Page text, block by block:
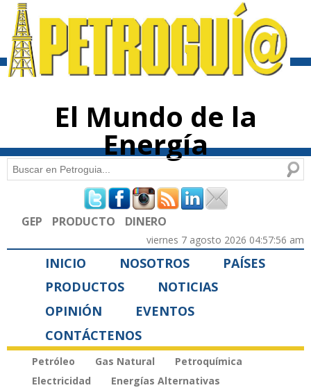
contenido
El Mundo de la
Energía
Formulario de búsqueda
Buscar
GEP PRODUCTO DINERO
viernes 7 agosto 2026 04:57:56 am
INICIO NOSOTROS
PAÍSES
PRODUCTOS
NOTICIAS
OPINIÓN
EVENTOS
CONTÁCTENOS
Petróleo Gas Natural
Petroquímica
Electricidad
Energías Alternativas